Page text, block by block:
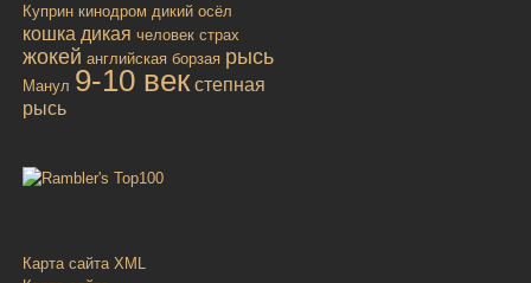
Куприн кинодром дикий осёл
кошка дикая человек страх
жокей английская борзая рысь
Манул 9-10 век степная
рысь
Карта сайта XML